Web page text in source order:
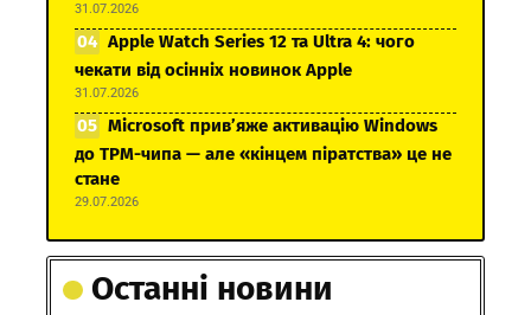
31.07.2026
Apple Watch Series 12 та Ultra 4: чого
чекати від осінніх новинок Apple
31.07.2026
Microsoft прив’яже активацію Windows
до TPM-чипа — але «кінцем піратства» це не
стане
29.07.2026
Останні новини